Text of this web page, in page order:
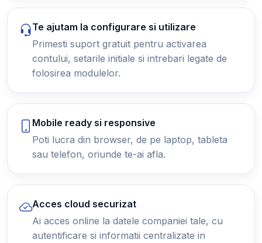
Te ajutam la configurare si utilizare
Primesti suport gratuit pentru activarea
contului, setarile initiale si intrebari legate de
folosirea modulelor.
Mobile ready si responsive
Poti lucra din browser, de pe laptop, tableta
sau telefon, oriunde te-ai afla.
Acces cloud securizat
Ai acces online la datele companiei tale, cu
autentificare si informatii centralizate in